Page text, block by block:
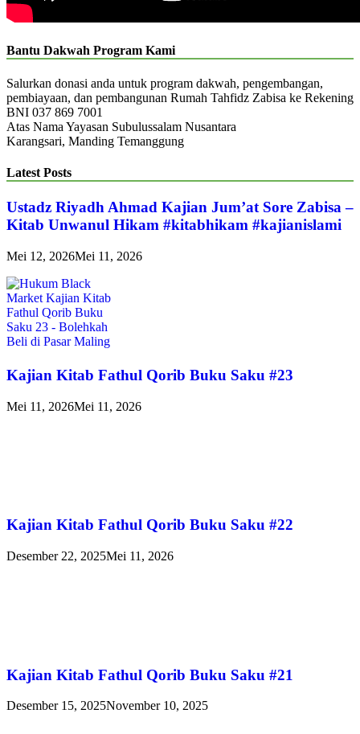
Bantu Dakwah Program Kami
Salurkan donasi anda untuk program dakwah, pengembangan,
pembiayaan, dan pembangunan Rumah Tahfidz Zabisa ke Rekening
BNI 037 869 7001
Atas Nama Yayasan Subulussalam Nusantara
Karangsari, Manding Temanggung
Latest Posts
Ustadz Riyadh Ahmad Kajian Jum’at Sore Zabisa –
Kitab Unwanul Hikam #kitabhikam #kajianislami
Mei 12, 2026Mei 11, 2026
Kajian Kitab Fathul Qorib Buku Saku #23
Mei 11, 2026Mei 11, 2026
Kajian Kitab Fathul Qorib Buku Saku #22
Desember 22, 2025Mei 11, 2026
Kajian Kitab Fathul Qorib Buku Saku #21
Desember 15, 2025November 10, 2025